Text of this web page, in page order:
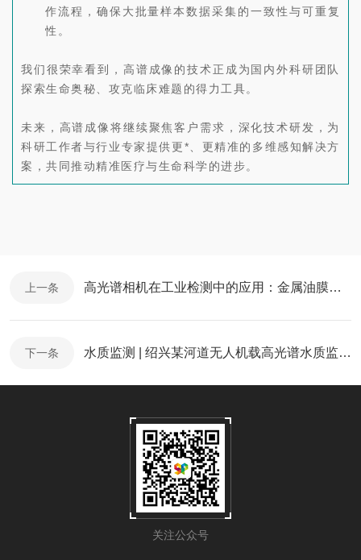
作流程，确保大批量样本数据采集的一致性与可重复
性。
我们很荣幸看到，高谱成像的技术正成为国内外科研团队
探索生命奥秘、攻克临床难题的得力工具。
未来，高谱成像将继续聚焦客户需求，深化技术研发，为
科研工作者与行业专家提供更*、更精准的多维感知解决方
案，共同推动精准医疗与生命科学的进步。
上一条 高光谱相机在工业检测中的应用：金属油膜检测
下一条 水质监测 | 绍兴某河道无人机载高光谱水质监测报告
关注公众号